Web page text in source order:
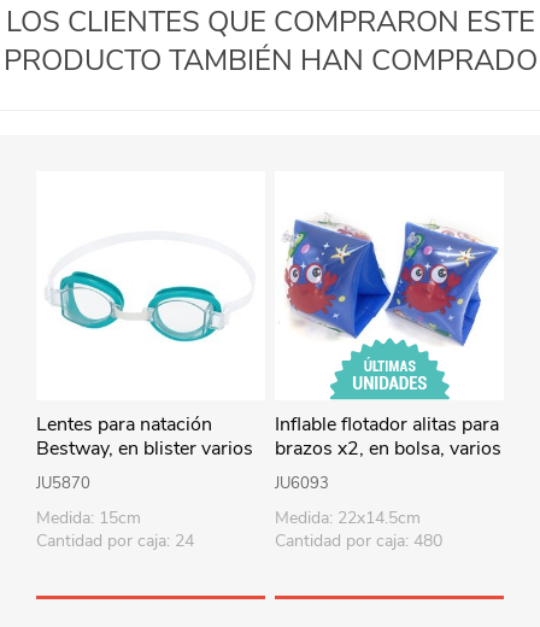
LOS CLIENTES QUE COMPRARON ESTE
PRODUCTO TAMBIÉN HAN COMPRADO
Lentes para natación
Bestway, en blister varios
colores
JU5870
Medida: 15cm
Cantidad por caja: 24
Inflable flotador alitas para
brazos x2, en bolsa, varios
diseños
JU6093
Medida: 22x14.5cm
Cantidad por caja: 480